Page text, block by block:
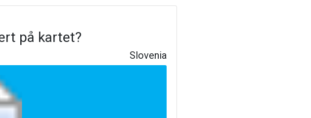
på kartet?
Slovenia